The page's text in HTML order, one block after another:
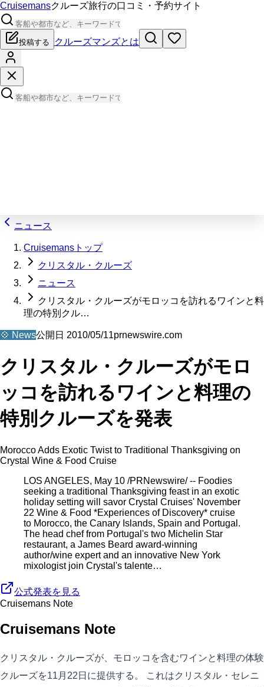
Cruisemansクルーズ旅行の口コミ・予約サイト
投稿する クルーズマンズとは
ニュース
Cruisemansトップ
クリスタル・クルーズ
ニュース
クリスタル・クルーズがモロッコを訪れるワインと料
理の特別クル…
💠 News公開日 2010/05/11prnewswire.com
クリスタル・クルーズがモロ
ッコを訪れるワインと料理の
特別クルーズを発表
Morocco Adds Exotic Twist to Traditional Thanksgiving on
Crystal Wine & Food Cruise
LOS ANGELES, May 10 /PRNewswire/ -- Foodies
seeking a traditional Thanksgiving feast in an exotic
holiday setting will savor Crystal Cruises' November
22 Wine & Food *Experiences of Discovery* cruise
to Morocco, the Canary Islands, Spain and Portugal.
The head chef from Portugal's two Michelin Star
restaurant, a James Beard award-winning
author/wine expert and an innovative New York
mixologist join Crystal's talente…
公式発表を見る
Cruisemans Note
Cruisemans Note
クリスタル・クルーズが、モロッコを含むワインと料理の体験
クルーズを11月22日に提供する。 これはクリスタル・セレニ